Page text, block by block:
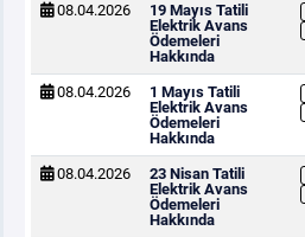
08.04.2026
19 Mayıs Tatili
Elektrik Avans
Ödemeleri
Hakkında
08.04.2026
1 Mayıs Tatili
Elektrik Avans
Ödemeleri
Hakkında
08.04.2026
23 Nisan Tatili
Elektrik Avans
Ödemeleri
Hakkında